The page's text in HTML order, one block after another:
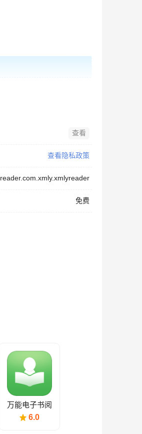
查看
查看隐私政策
reader.com.xmly.xmlyreader
免费
万能电子书阅
读器
6.0